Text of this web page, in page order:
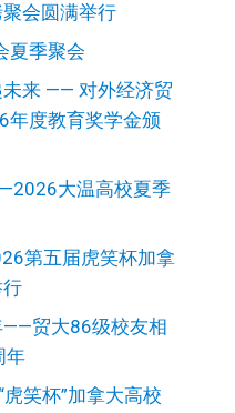
会圆满举行
夏季聚会
来 —— 对外经济贸
年度教育奖学金颁
大温高校夏季
第五届虎笑杯加拿
——贸大86级校友相
年
笑杯”加拿大高校